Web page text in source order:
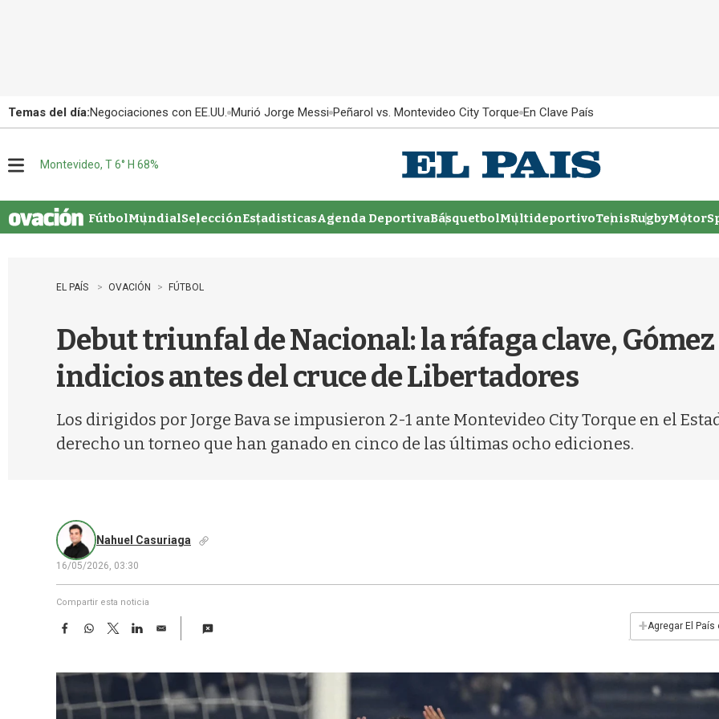
Temas del día:Negociaciones con EE.UU. Murió Jorge Messi Peñarol vs. Montevideo City Torque En Clave País
u
Montevideo, T 6° H 68%
FútbolMundialSelecciónEstadisticasAgenda DeportivaBásquetbolMultideportivoTenisRugby
EL PAÍS OVACIÓN FÚTBOL
Debut triunfal de Nacional: la ráfaga clave,
indicios antes del cruce de Libertadores
Los dirigidos por Jorge Bava se impusieron 2-1 ante Montevideo City Torque en el
derecho un torneo que han ganado en cinco de las últimas ocho ediciones.
Nahuel Casuriaga
16/05/2026, 03:30
Compartir esta noticia
F
e
o
W
t
s
A
T
w
t
e
L
k
d
E
i
l
+Agregar El País